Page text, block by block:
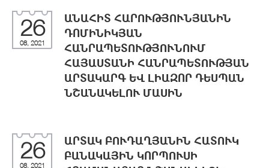
26
08, 2021
ԱՆԱՀԻՏ ՀԱՐՈՒԹՅՈՒՆՅԱՆԻՆ
ԴՈՄԻՆԻԿՅԱՆ
ՀԱՆՐԱՊԵՏՈՒԹՅՈՒՆՈՒՄ
ՀԱՅԱՍՏԱՆԻ ՀԱՆՐԱՊԵՏՈՒԹՅԱՆ
ԱՐՏԱԿԱՐԳ ԵՎ ԼԻԱԶՈՐ ԴԵՍՊԱՆ
ՆՇԱՆԱԿԵԼՈՒ ՄԱՍԻՆ
26
08, 2021
ԱՐՏԱԿ ԲՈՒԴԱՂՅԱՆԻՆ ՀԱՏՈՒԿ
ԲԱՆԱԿԱՅԻՆ ԿՈՐՊՈՒՍԻ